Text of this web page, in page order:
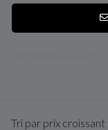
Tri par prix croissant